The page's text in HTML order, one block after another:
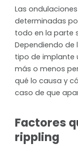
Las
determinadas
todo en la parte
Dependiendo
tipo de implante
más o menos
qué lo causa y
caso de que
Factores
rippling